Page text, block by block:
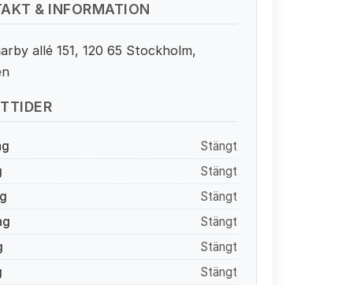
& INFORMATION
allé 151, 120 65 Stockholm,
Stängt
Stängt
Stängt
Stängt
Stängt
Stängt